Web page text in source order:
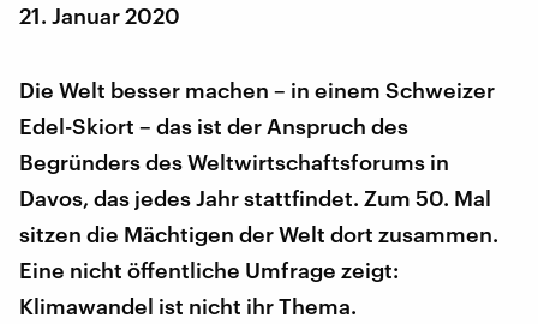
21. Januar 2020
Die Welt besser machen – in einem Schweizer
Edel-Skiort – das ist der Anspruch des
Begründers des Weltwirtschaftsforums in
Davos, das jedes Jahr stattfindet. Zum 50. Mal
sitzen die Mächtigen der Welt dort zusammen.
Eine nicht öffentliche Umfrage zeigt:
Klimawandel ist nicht ihr Thema.